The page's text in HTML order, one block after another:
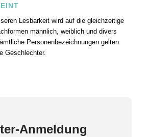
Lesbarkeit wird auf die gleichzeitige
männlich, weiblich und divers
Personenbezeichnungen gelten
Geschlechter.
Anmeldung